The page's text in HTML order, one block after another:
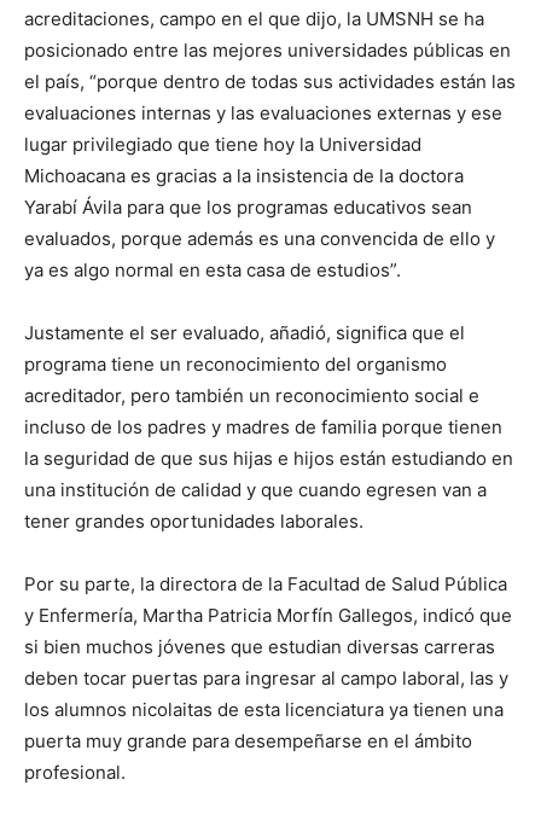
acreditaciones, campo en el que dijo, la UMSNH se ha
posicionado entre las mejores universidades públicas en
el país, “porque dentro de todas sus actividades están las
evaluaciones internas y las evaluaciones externas y ese
lugar privilegiado que tiene hoy la Universidad
Michoacana es gracias a la insistencia de la doctora
Yarabí Ávila para que los programas educativos sean
evaluados, porque además es una convencida de ello y
ya es algo normal en esta casa de estudios”.
Justamente el ser evaluado, añadió, significa que el
programa tiene un reconocimiento del organismo
acreditador, pero también un reconocimiento social e
incluso de los padres y madres de familia porque tienen
la seguridad de que sus hijas e hijos están estudiando en
una institución de calidad y que cuando egresen van a
tener grandes oportunidades laborales.
Por su parte, la directora de la Facultad de Salud Pública
y Enfermería, Martha Patricia Morfín Gallegos, indicó que
si bien muchos jóvenes que estudian diversas carreras
deben tocar puertas para ingresar al campo laboral, las y
los alumnos nicolaitas de esta licenciatura ya tienen una
puerta muy grande para desempeñarse en el ámbito
profesional.